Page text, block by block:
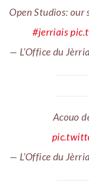
Open Studios:
#jerriais
— L’Office du
Acouo
— L’Office du